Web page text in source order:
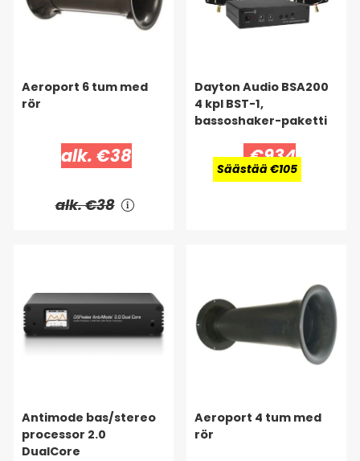
Aeroport 6 tum med
rör
alk. €38
alk. €38
Dayton Audio BSA200
4 kpl BST-1,
bassoshaker-paketti
€934
Säästää €105
Antimode bas/stereo
processor 2.0
DualCore
Aeroport 4 tum med
rör